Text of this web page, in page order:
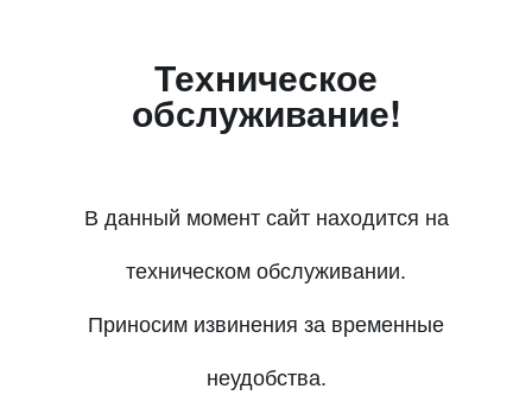
Техническое
обслуживание!
В данный момент сайт находится на
техническом обслуживании.
Приносим извинения за временные
неудобства.